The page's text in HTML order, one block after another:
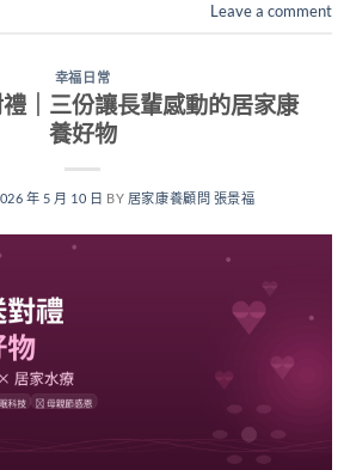
Leave a comment
幸福日常
｜三份讓長輩感動的居家康
養好物
年 5 月 10 日 BY 居家康養顧問 張景福